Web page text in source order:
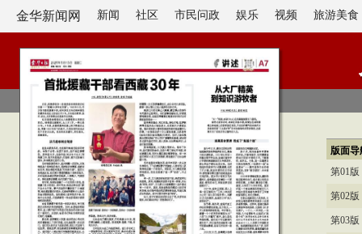
金华新闻网 新闻 社区 市民问政 娱乐 视频 旅游美食
版面导
第01
第02
第03